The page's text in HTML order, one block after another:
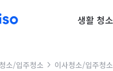
생활 청소
소/입주청소 이사청소/입주청